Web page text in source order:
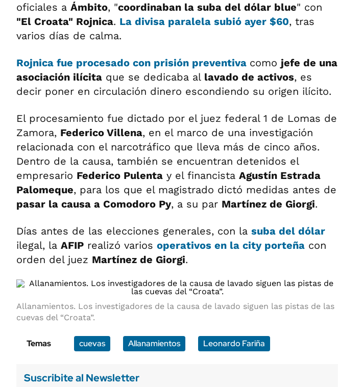
oficiales a Ámbito, "coordinaban la suba del dólar blue" con
"El Croata" Rojnica. La divisa paralela subió ayer $60, tras
varios días de calma.
Rojnica fue procesado con prisión preventiva como jefe de una
asociación ilícita que se dedicaba al lavado de activos, es
decir poner en circulación dinero escondiendo su origen ilícito.
El procesamiento fue dictado por el juez federal 1 de Lomas de
Zamora, Federico Villena, en el marco de una investigación
relacionada con el narcotráfico que lleva más de cinco años.
Dentro de la causa, también se encuentran detenidos el
empresario Federico Pulenta y el financista Agustín Estrada
Palomeque, para los que el magistrado dictó medidas antes de
pasar la causa a Comodoro Py, a su par Martínez de Giorgi.
Días antes de las elecciones generales, con la suba del dólar
ilegal, la AFIP realizó varios operativos en la city porteña con
orden del juez Martínez de Giorgi.
1/2
Allanamientos. Los investigadores de la causa de lavado siguen las pistas de las
cuevas del “Croata”.
Temas cuevas Allanamientos Leonardo Fariña
Suscribite al Newsletter